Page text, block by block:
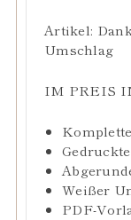
Artikel:
Umschlag
IM PREIS
Weißer
PDF-